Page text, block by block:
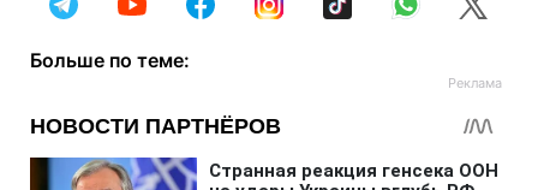
Больше по теме: